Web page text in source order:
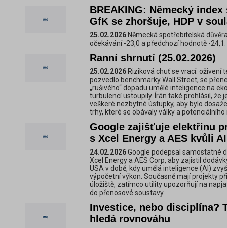
BREAKING: Německý
GfK se zhoršuje, HDP v
25.02.2026 Německá spotřebitelská
očekávání -23,0 a předchozí hodnotě -24,1.
Ranní shrnutí (25.02.2026)
25.02.2026 Riziková chuť se vrací: oživení
pozvedlo benchmarky Wall Street, se
„rušivého“ dopadu umělé inteligence na
turbulencí ustoupily. Írán také prohlásil, že
veškeré nezbytné ústupky, aby bylo
trhy, které se obávaly války a
Google zajišťuje elektřinu
s Xcel Energy a AES kvůli
24.02.2026Google podepsal samostatné
Xcel Energy a AES Corp, aby zajistil
USA v době, kdy umělá inteligence (AI)
výpočetní výkon. Současně mají projekty
úložiště, zatímco utility upozorňují na
do přenosové soustavy.
Investice, nebo disciplína?
hledá rovnováhu